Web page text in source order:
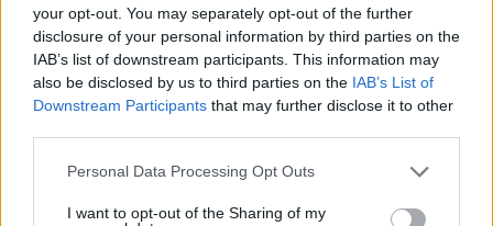
your opt-out. You may separately opt-out of the further
disclosure of your personal information by third parties on the
IAB’s list of downstream participants. This information may
also be disclosed by us to third parties on the IAB’s List of
Downstream Participants that may further disclose it to other
Please note that this website/app uses one or more Google
not limited to your visit or usage behaviour. You may click to
Personal Data Processing Opt Outs
I want to opt-out of the Sharing of my
ΔΕΙΤΕ ΟΛΕΣ ΤΙΣ ΕΙΔΗΣΕΙΣ
ΤΑ ΠΙΟ ΔΗΜΟΦΙΛΗ